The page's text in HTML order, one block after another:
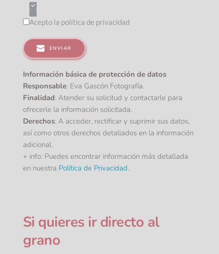
Acepto la política de privacidad
ENVIAR
Información básica de protección de datos
Responsable: Eva Gascón Fotografía.
Finalidad: Atender su solicitud y contactarle para
ofrecerle la información solicitada.
Derechos: A acceder, rectificar y suprimir sus datos,
así como otros derechos detallados en la información
adicional.
+ info: Puedes encontrar información más detallada
en nuestra Política de Privacidad.
Si quieres ir directo al
grano